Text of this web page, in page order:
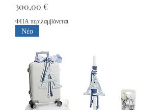
Τιμή
300,00 €
ΦΠΑ περιλαμβάνεται
Νέο